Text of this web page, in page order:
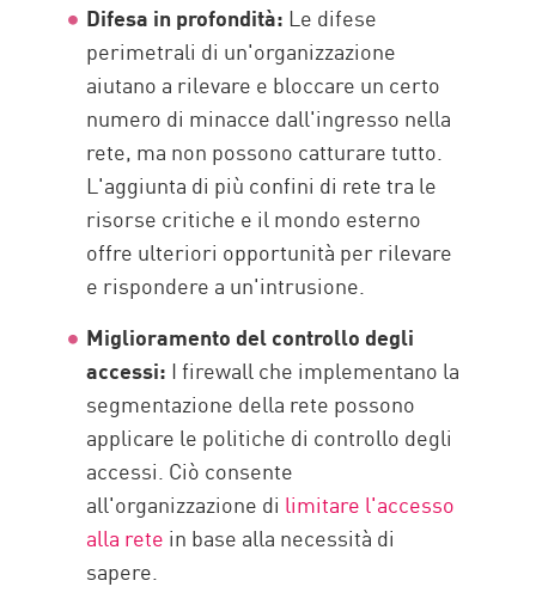
Difesa in profondità: Le difese
perimetrali di un'organizzazione
aiutano a rilevare e bloccare un certo
numero di minacce dall'ingresso nella
rete, ma non possono catturare tutto.
L'aggiunta di più confini di rete tra le
risorse critiche e il mondo esterno
offre ulteriori opportunità per rilevare
e rispondere a un'intrusione.
Miglioramento del controllo degli
accessi: I firewall che implementano la
segmentazione della rete possono
applicare le politiche di controllo degli
accessi. Ciò consente
all'organizzazione di limitare l'accesso
alla rete in base alla necessità di
sapere.